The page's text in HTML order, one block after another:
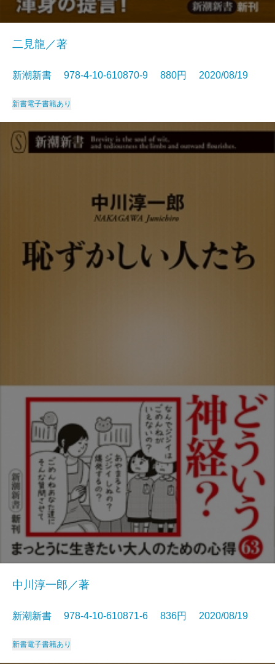
二見龍／著
新潮新書 978-4-10-610870-9 880円 2020/08/19
新書電子書籍あり
中川淳一郎／著
新潮新書 978-4-10-610871-6 836円 2020/08/19
新書電子書籍あり